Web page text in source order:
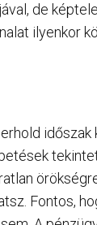
de
ilyenkor
Fontos,